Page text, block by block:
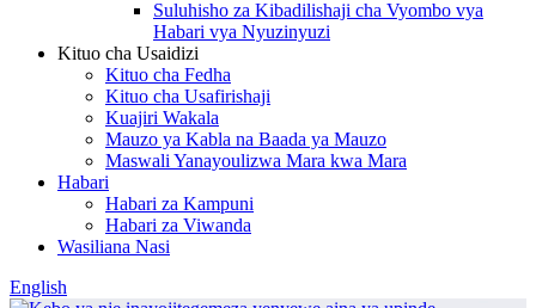
Suluhisho za Kibadilishaji cha Vyombo vya
Habari vya Nyuzinyuzi
Kituo cha Usaidizi
Kituo cha Fedha
Kituo cha Usafirishaji
Kuajiri Wakala
Mauzo ya Kabla na Baada ya Mauzo
Maswali Yanayoulizwa Mara kwa Mara
Habari
Habari za Kampuni
Habari za Viwanda
Wasiliana Nasi
English